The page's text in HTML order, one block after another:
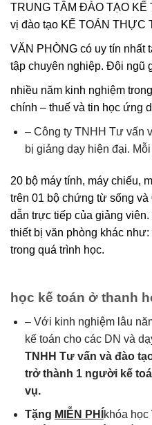
TRUNG TÂM ĐÀO TẠO KẾ
vị đào tạo KẾ TOÁN THỰC
VĂN PHÒNG có uy tín nhất
tập chuyên nghiệp. Đội ngũ
nhiều năm kinh nghiệm
chính – thuế và tin học ứng
– Công ty TNHH Tư vấn
bị giảng dạy hiện đại.
20 bộ máy tính, máy chiếu,
trên 01 bộ chứng từ sống
dẫn trực tiếp của giảng
thiết bị văn phòng khác
trong quá trình học.
học kế toán ở thanh
– Với kinh nghiệm lâu
kế toán cho các DN và
TNHH Tư vấn và đào
trở thành 1 người kế
vụ.
Tặng MIỄN PHÍ khóa học